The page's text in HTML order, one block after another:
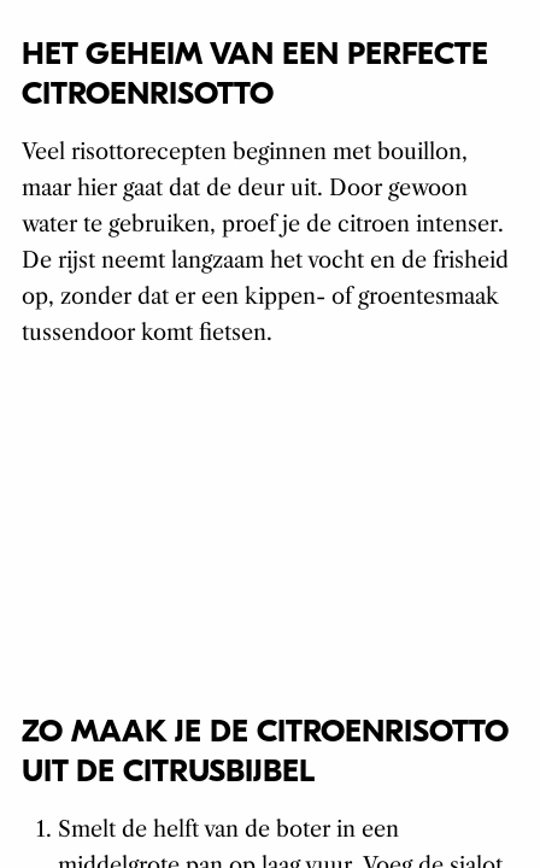
HET GEHEIM VAN EEN PERFECTE
CITROENRISOTTO
Veel risottorecepten beginnen met bouillon,
maar hier gaat dat de deur uit. Door gewoon
water te gebruiken, proef je de citroen intenser.
De rijst neemt langzaam het vocht en de frisheid
op, zonder dat er een kippen- of groentesmaak
tussendoor komt fietsen.
ZO MAAK JE DE CITROENRISOTTO
UIT DE CITRUSBIJBEL
Smelt de helft van de boter in een